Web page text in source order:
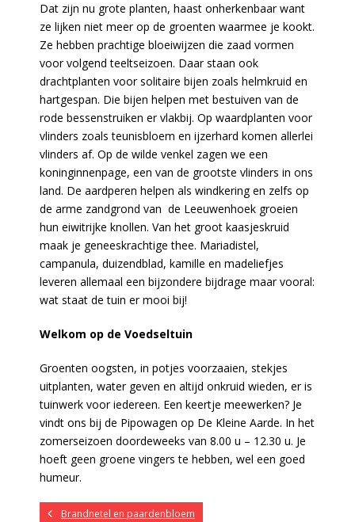
Dat zijn nu grote planten, haast onherkenbaar want
ze lijken niet meer op de groenten waarmee je kookt.
Ze hebben prachtige bloeiwijzen die zaad vormen
voor volgend teeltseizoen. Daar staan ook
drachtplanten voor solitaire bijen zoals helmkruid en
hartgespan. Die bijen helpen met bestuiven van de
rode bessenstruiken er vlakbij. Op waardplanten voor
vlinders zoals teunisbloem en ijzerhard komen allerlei
vlinders af. Op de wilde venkel zagen we een
koninginnenpage, een van de grootste vlinders in ons
land. De aardperen helpen als windkering en zelfs op
de arme zandgrond van de Leeuwenhoek groeien
hun eiwitrijke knollen. Van het groot kaasjeskruid
maak je geneeskrachtige thee. Mariadistel,
campanula, duizendblad, kamille en madeliefjes
leveren allemaal een bijzondere bijdrage maar vooral:
wat staat de tuin er mooi bij!
Welkom op de Voedseltuin
Groenten oogsten, in potjes voorzaaien, stekjes
uitplanten, water geven en altijd onkruid wieden, er is
tuinwerk voor iedereen. Een keertje meewerken? Je
vindt ons bij de Pipowagen op De Kleine Aarde. In het
zomerseizoen doordeweeks van 8.00 u – 12.30 u. Je
hoeft geen groene vingers te hebben, wel een goed
humeur.
Brandnetel en paardenbloem